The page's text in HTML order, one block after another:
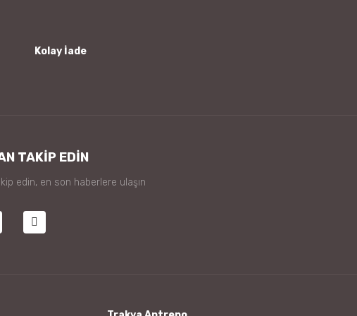
Kolay İade
TAKİP EDİN
edin, en son haberlere ulaşın